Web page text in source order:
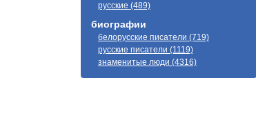
русские (489)
биографии
белорусские писатели (719)
русские писатели (1119)
знаменитые люди (4316)